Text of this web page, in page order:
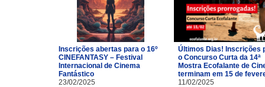
Inscrições abertas para o 16º
CINEFANTASY – Festival
Internacional de Cinema
Fantástico
23/02/2025
Últimos Dias! Inscrições
o Concurso Curta da 14ª
Mostra Ecofalante de
terminam em 15 de
11/02/2025